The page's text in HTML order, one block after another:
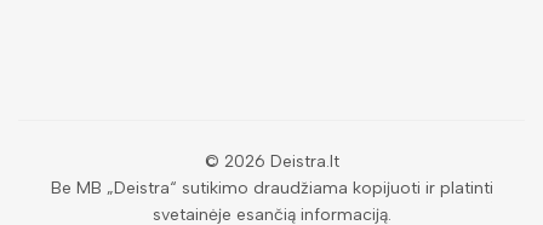
Kuprinės moterims
Vyriškos piniginės
© 2026 Deistra.lt
Be MB „Deistra“ sutikimo draudžiama kopijuoti ir platinti
svetainėje esančią informaciją.